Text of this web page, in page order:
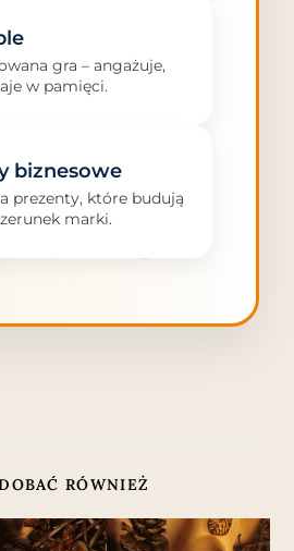
gra – angażuje,
w pamięci.
biznesowe
prezenty, które budują
marki.
RÓWNIEŻ